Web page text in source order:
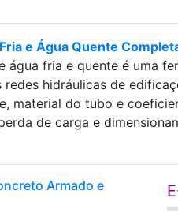
e Água Quente
fria e quente é uma
hidráulicas de
material do tubo e
de carga e
Armado e